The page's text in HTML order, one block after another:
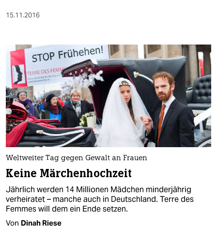
15.11.2016
Weltweiter Tag gegen Gewalt an Frauen
Keine Märchenhochzeit
Jährlich werden 14 Millionen Mädchen minderjährig
verheiratet – manche auch in Deutschland. Terre des
Femmes will dem ein Ende setzen.
Von Dinah Riese